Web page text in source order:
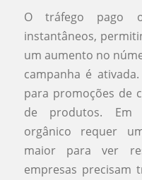
O tráfego pago
instantâneos,
um aumento no
campanha é
para promoções de
de produtos. Em
orgânico requer
maior para ver
empresas precisam